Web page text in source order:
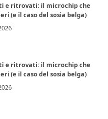
e ritrovati: il microchip che
(e il caso del sosia belga)
e ritrovati: il microchip che
(e il caso del sosia belga)